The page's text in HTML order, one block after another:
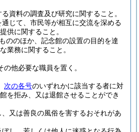
資料の調査及び研究に関すること。
じて、市民等が相互に交流を深める
供に関すること。
ののほか、記念館の設置の目的を達
業務に関すること。
の他必要な職員を置く。
次の各号のいずれかに該当する者に対
を拒み、又は退館させることができ
又は善良の風俗を害するおそれがあ